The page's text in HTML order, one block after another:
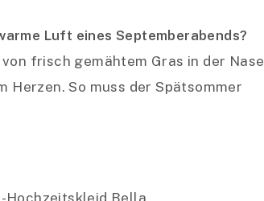
Luft eines Septemberabends?
frisch gemähtem Gras in der Nase
Herzen. So muss der Spätsommer